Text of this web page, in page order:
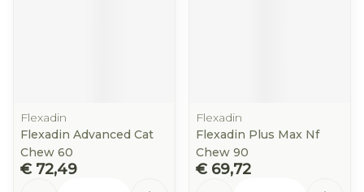
Flexadin
Flexadin Advanced Cat
Chew 60
€ 72,49
Flexadin
Flexadin Plus Max Nf
Chew 90
€ 69,72